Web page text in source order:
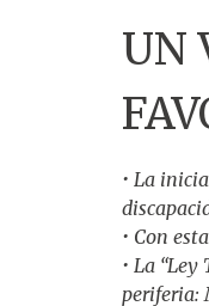
UN
• La
• Con
• La
periferia: